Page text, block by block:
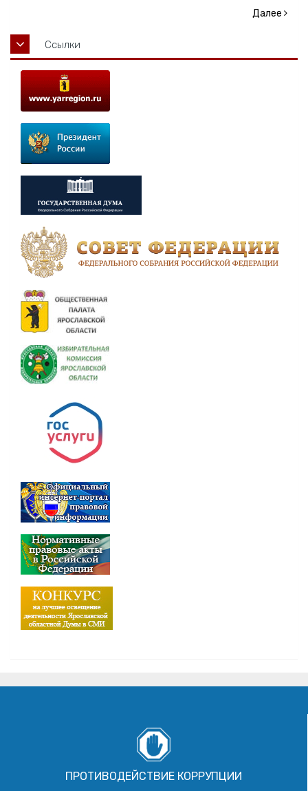
Далее
Ссылки
ПРОТИВОДЕЙСТВИЕ КОРРУПЦИИ